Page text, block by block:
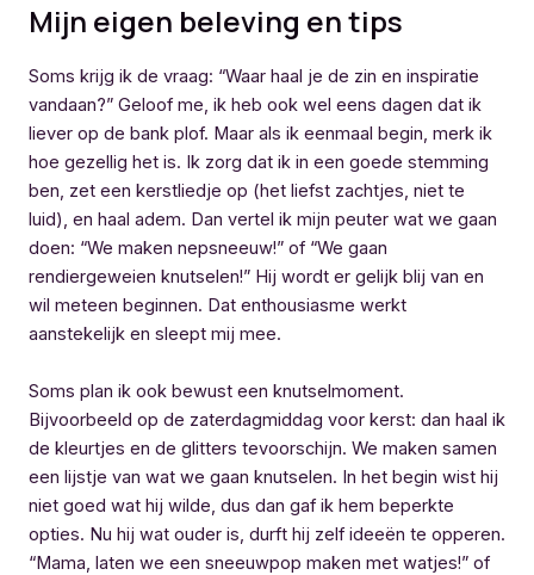
Mijn eigen beleving en tips
Soms krijg ik de vraag: “Waar haal je de zin en inspiratie
vandaan?” Geloof me, ik heb ook wel eens dagen dat ik
liever op de bank plof. Maar als ik eenmaal begin, merk ik
hoe gezellig het is. Ik zorg dat ik in een goede stemming
ben, zet een kerstliedje op (het liefst zachtjes, niet te
luid), en haal adem. Dan vertel ik mijn peuter wat we gaan
doen: “We maken nepsneeuw!” of “We gaan
rendiergeweien knutselen!” Hij wordt er gelijk blij van en
wil meteen beginnen. Dat enthousiasme werkt
aanstekelijk en sleept mij mee.
Soms plan ik ook bewust een knutselmoment.
Bijvoorbeeld op de zaterdagmiddag voor kerst: dan haal ik
de kleurtjes en de glitters tevoorschijn. We maken samen
een lijstje van wat we gaan knutselen. In het begin wist hij
niet goed wat hij wilde, dus dan gaf ik hem beperkte
opties. Nu hij wat ouder is, durft hij zelf ideeën te opperen.
“Mama, laten we een sneeuwpop maken met watjes!” of